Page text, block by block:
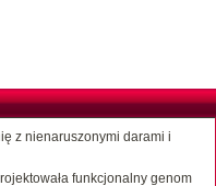
z nienaruszonymi darami i
funkcjonalny genom